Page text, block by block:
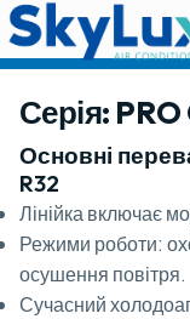
Серія:
Основні
R32
Лінійка включає
Режими роботи:
осушення повітря.
Сучасний